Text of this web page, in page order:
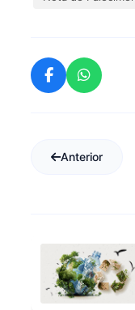
Anterior